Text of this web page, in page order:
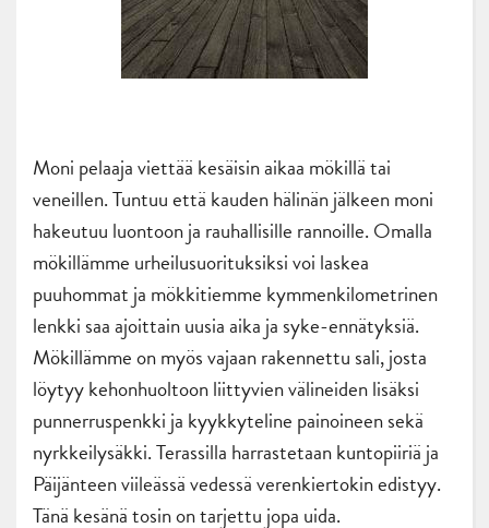
Moni pelaaja viettää kesäisin aikaa mökillä tai
veneillen. Tuntuu että kauden hälinän jälkeen moni
hakeutuu luontoon ja rauhallisille rannoille. Omalla
mökillämme urheilusuorituksiksi voi laskea
puuhommat ja mökkitiemme kymmenkilometrinen
lenkki saa ajoittain uusia aika ja syke-ennätyksiä.
Mökillämme on myös vajaan rakennettu sali, josta
löytyy kehonhuoltoon liittyvien välineiden lisäksi
punnerruspenkki ja kyykkyteline painoineen sekä
nyrkkeilysäkki. Terassilla harrastetaan kuntopiiriä ja
Päijänteen viileässä vedessä verenkiertokin edistyy.
Tänä kesänä tosin on tarjettu jopa uida.